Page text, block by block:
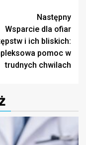
Następny
Wsparcie dla ofiar
i ich bliskich:
pomoc w
trudnych chwilach